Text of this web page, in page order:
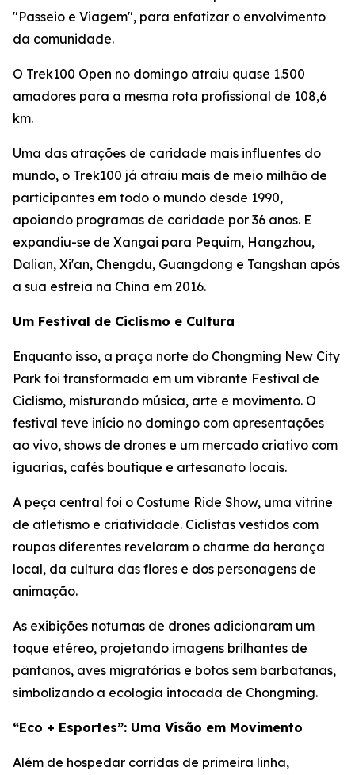
"Passeio e Viagem", para enfatizar o envolvimento
da comunidade.
O Trek100 Open no domingo atraiu quase 1.500
amadores para a mesma rota profissional de 108,6
km.
Uma das atrações de caridade mais influentes do
mundo, o Trek100 já atraiu mais de meio milhão de
participantes em todo o mundo desde 1990,
apoiando programas de caridade por 36 anos. E
expandiu-se de Xangai para Pequim, Hangzhou,
Dalian, Xi'an, Chengdu, Guangdong e Tangshan após
a sua estreia na China em 2016.
Um Festival de Ciclismo e Cultura
Enquanto isso, a praça norte do Chongming New City
Park foi transformada em um vibrante Festival de
Ciclismo, misturando música, arte e movimento. O
festival teve início no domingo com apresentações
ao vivo, shows de drones e um mercado criativo com
iguarias, cafés boutique e artesanato locais.
A peça central foi o Costume Ride Show, uma vitrine
de atletismo e criatividade. Ciclistas vestidos com
roupas diferentes revelaram o charme da herança
local, da cultura das flores e dos personagens de
animação.
As exibições noturnas de drones adicionaram um
toque etéreo, projetando imagens brilhantes de
pântanos, aves migratórias e botos sem barbatanas,
simbolizando a ecologia intocada de Chongming.
“Eco + Esportes”: Uma Visão em Movimento
Além de hospedar corridas de primeira linha,